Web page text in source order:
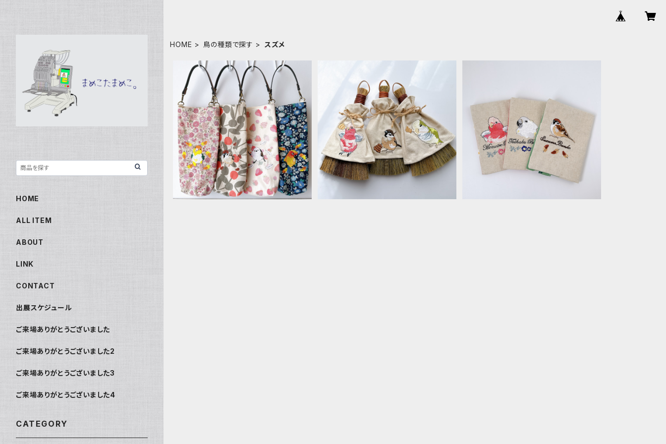
HOME 鳥の種類で探す スズメ
ボトルケース＊コガネメキシコ・シマエ
ナガ・スズメ・シロハラ
¥2,090
ミニほうき＊モモイロ・オキナ・スズメ
¥1,760
文庫本カバー＊モモイロ・タイハク・ス
ズメ
¥2,090
HOME
ALL ITEM
ABOUT
LINK
CONTACT
出展スケジュール
ご来場ありがとうございました
ご来場ありがとうございました2
ご来場ありがとうございました3
ご来場ありがとうございました4
CATEGORY